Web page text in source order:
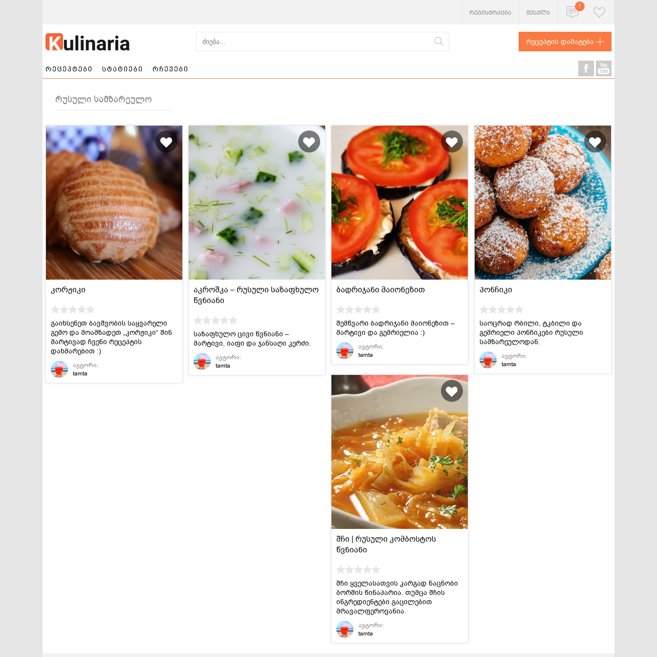
რეგისტრაცია შესვლა
1
რეცეპტის დამატება
რეცეპტები
ნამცხვრები და
ტორტები
სალათები
ქართული
სამზარეულო
წვნიანები ცომეული ხორცეული
თევზი და
ზღვის
პროდუქტები
დესერტები და
ტკბილეულობა
სამარხვო და
ვეგეტარიანული
მსოფლიო
სამზარეულო
სადღესასწაულო
პასტა და
ბურღულეული
სასმელები
კონსერვი და
სოუსები
სტატიები რჩევები
რუსული სამზარეულო
კორჟიკი
გაიხსენეთ ბავშვობის საყვარელი
გემო და მოამზადეთ „კორჟიკი“ შინ
მარტივად ჩვენი რეცეპტის
დახმარებით :)
ავტორი:
tamta
აკროშკა – რუსული საზაფხულო
წვნიანი
საზაფხულო ცივი წვნიანი –
მარტივი, იაფი და ჯანსაღი კერძი.
ავტორი:
tamta
ბადრიჯანი მაიონეზით
შემწვარი ბადრიჯანი მაიონეზით –
მარტივი და გემრიელია :)
ავტორი:
tamta
პონჩიკი
საოცრად რბილი, ტკბილი და
გემრიელი პონჩიკები რუსული
სამზარეულოდან.
ავტორი:
tamta
შჩი | რუსული კომბოსტოს
წვნიანი
შჩი ყველასათვის კარგად ნაცნობი
ბორშის წინაპარია. თუმცა შჩის
ინგრედიენტები გაცილებით
მრავალფეროვანია.
ავტორი:
tamta